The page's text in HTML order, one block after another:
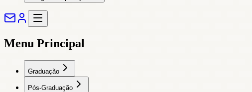
Menu Principal
Graduação
Pós-Graduação